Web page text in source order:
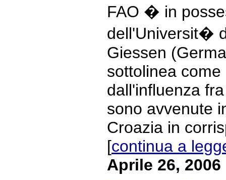
FAO � in
dell'Universit�
Giessen
sottolinea
dall'influenza
sono avvenute
Croazia in
[continua a
Aprile 26, 2006